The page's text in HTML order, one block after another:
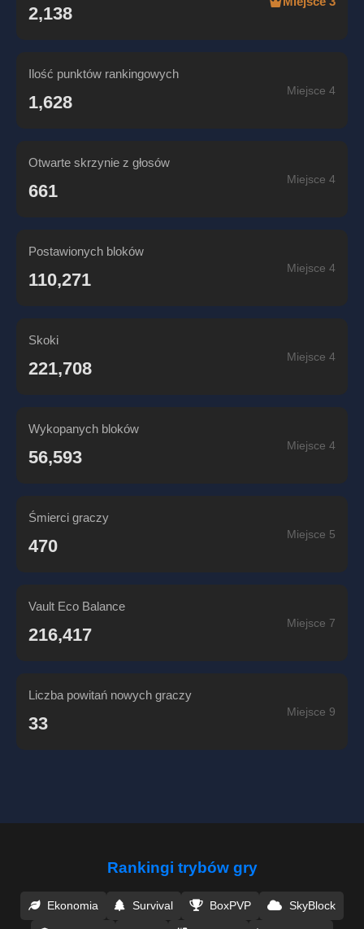
2,138
Ilość punktów rankingowych
1,628
Miejsce 4
Otwarte skrzynie z głosów
661
Miejsce 4
Postawionych bloków
110,271
Miejsce 4
Skoki
221,708
Miejsce 4
Wykopanych bloków
56,593
Miejsce 4
Śmierci graczy
470
Miejsce 5
Vault Eco Balance
216,417
Miejsce 7
Liczba powitań nowych graczy
33
Miejsce 9
Rankingi trybów gry
Ekonomia Survival BoxPVP SkyBlock